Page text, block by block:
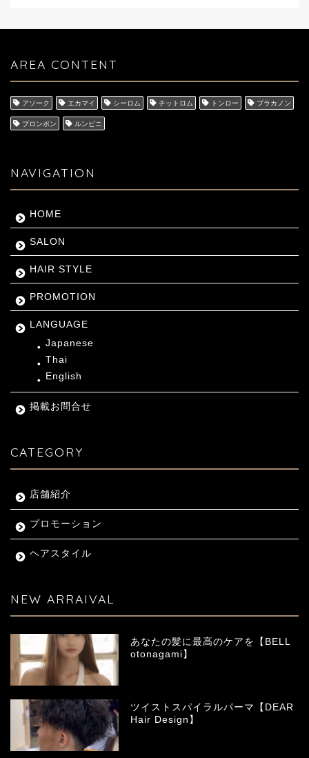
AREA CONTENT
アソーク エカマイ シーロム チットロム トンロー プラカノン
プロンポン ルンピニ
NAVIGATION
HOME
SALON
HAIR STYLE
PROMOTION
LANGUAGE
Japanese
Thai
English
掲載お問合せ
CATEGORY
店舗紹介
プロモーション
ヘアスタイル
NEW ARRAIVAL
あなたの髪に最高のケアを【BELL
otonagami】
ツイストスパイラルパーマ【DEAR
Hair Design】